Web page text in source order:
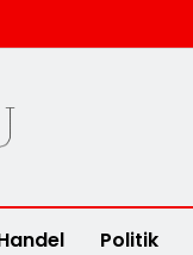
Politik